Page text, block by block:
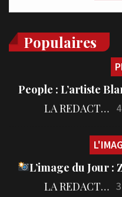
Populaires
People : L’artiste
LA REDACTION
L’image du Jour :
LA REDACTION